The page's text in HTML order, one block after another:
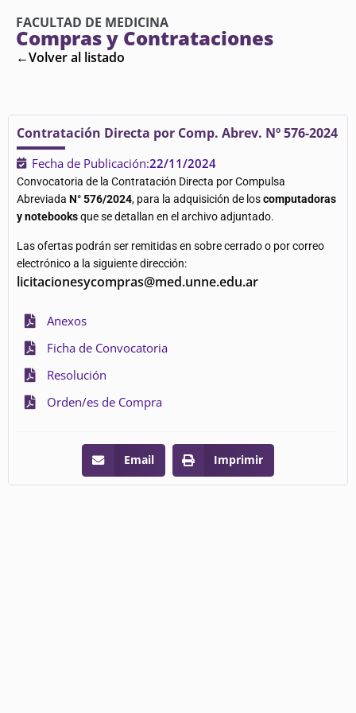
FACULTAD DE MEDICINA
Compras y Contrataciones
←Volver al listado
Contratación Directa por Comp. Abrev. Nº 576-2024
Fecha de Publicación:22/11/2024
Convocatoria de la Contratación Directa por Compulsa
Abreviada N° 576/2024, para la adquisición de loscomputadoras
y notebooksque se detallan en el archivo adjuntado.
Las ofertas podrán ser remitidas en sobre cerrado o por correo
electrónico a la siguiente dirección:
licitacionesycompras@med.unne.edu.ar
Anexos
Ficha de Convocatoria
Resolución
Orden/es de Compra
Email Imprimir